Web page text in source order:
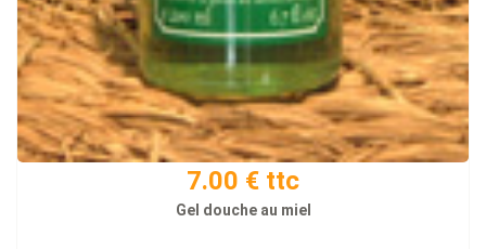
7.00 € ttc
Gel douche au miel